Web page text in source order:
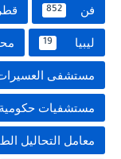
فن 852 قطر
ليبيا 19
مستشفى
مستشفيات
معامل التحاليل